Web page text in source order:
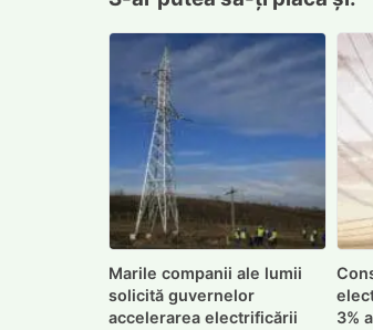
Marile companii ale lumii
solicită guvernelor
accelerarea electrificării
3%